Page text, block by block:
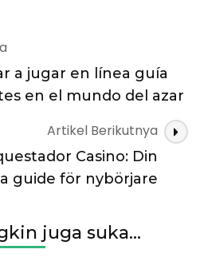
a jugar en línea guía
en el mundo del azar
Artikel Berikutnya
Casino: Din
guide för nybörjare
juga suka...